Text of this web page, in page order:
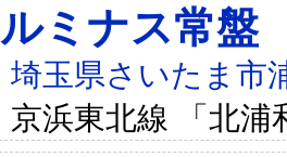
ルミナス常盤
埼玉県さいたま市
京浜東北線 「北浦